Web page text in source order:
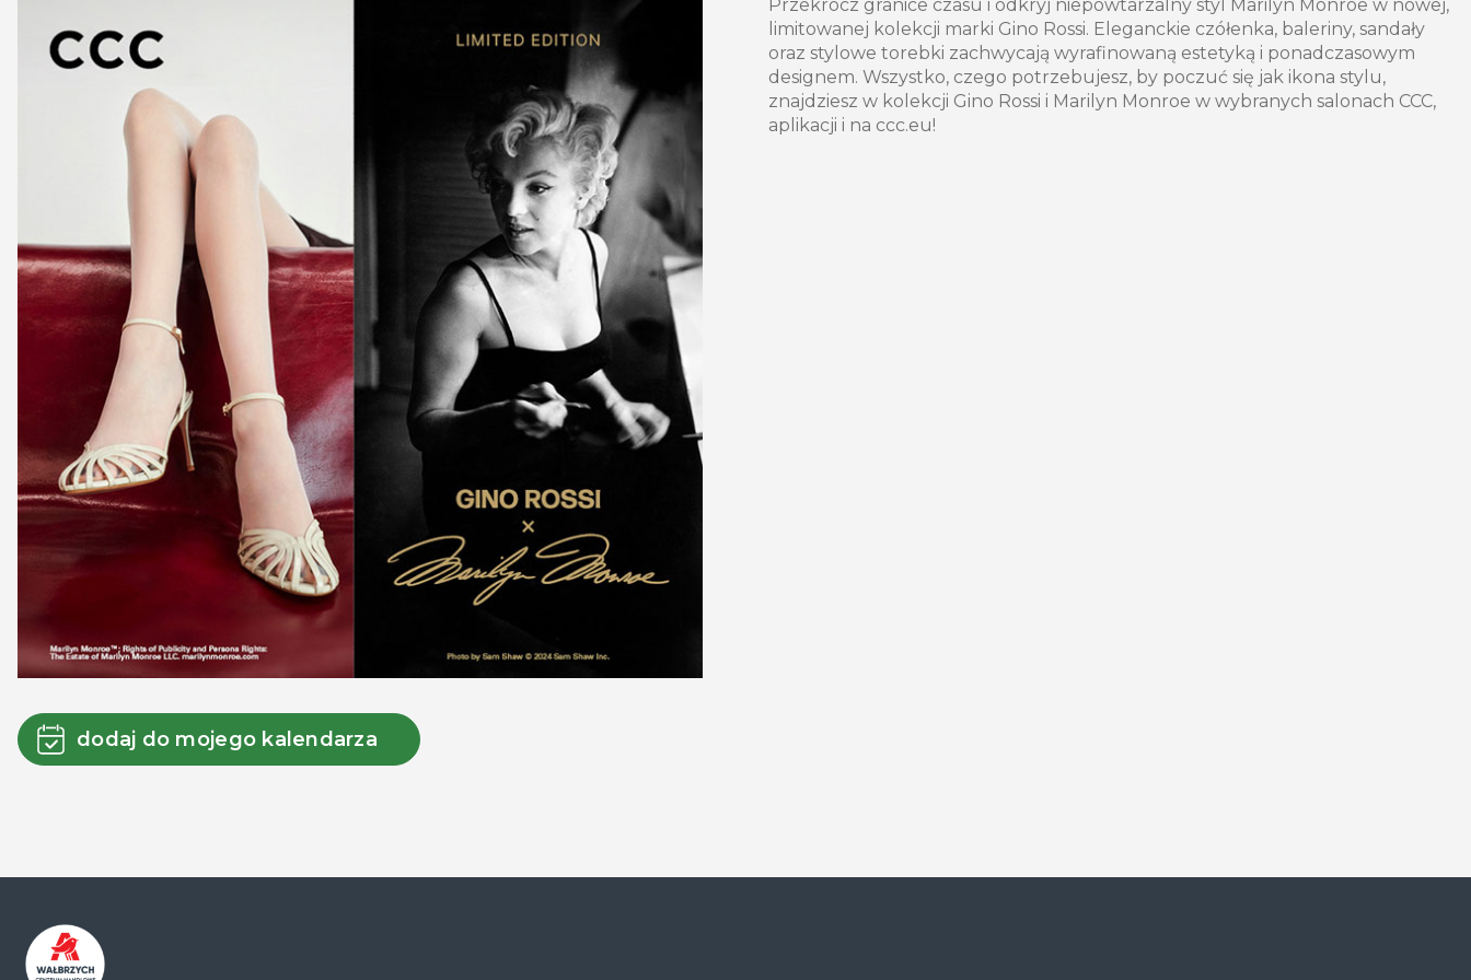
dodaj do mojego kalendarza
Przekrocz granice czasu i odkryj niepowtarzalny styl Marilyn Monroe w nowej,
limitowanej kolekcji marki Gino Rossi. Eleganckie czółenka, baleriny, sandały
oraz stylowe torebki zachwycają wyrafinowaną estetyką i ponadczasowym
designem. Wszystko, czego potrzebujesz, by poczuć się jak ikona stylu,
znajdziesz w kolekcji Gino Rossi i Marilyn Monroe w wybranych salonach CCC,
aplikacji i na ccc.eu!